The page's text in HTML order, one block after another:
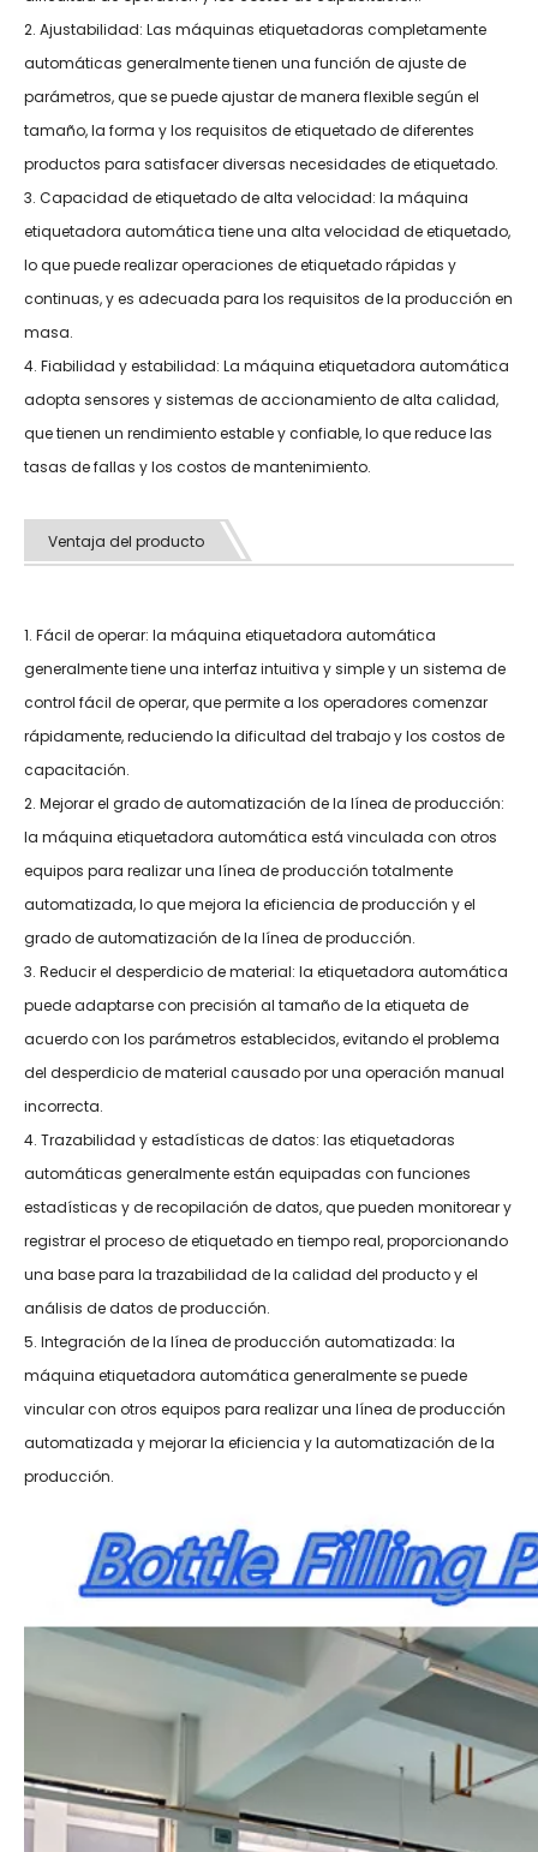
2. Ajustabilidad: Las máquinas etiquetadoras completamente
automáticas generalmente tienen una función de ajuste de
parámetros, que se puede ajustar de manera flexible según el
tamaño, la forma y los requisitos de etiquetado de diferentes
productos para satisfacer diversas necesidades de etiquetado.
3. Capacidad de etiquetado de alta velocidad: la máquina
etiquetadora automática tiene una alta velocidad de etiquetado,
lo que puede realizar operaciones de etiquetado rápidas y
continuas, y es adecuada para los requisitos de la producción en
masa.
4. Fiabilidad y estabilidad: La máquina etiquetadora automática
adopta sensores y sistemas de accionamiento de alta calidad,
que tienen un rendimiento estable y confiable, lo que reduce las
tasas de fallas y los costos de mantenimiento.
Ventaja del producto
1. Fácil de operar: la máquina etiquetadora automática
generalmente tiene una interfaz intuitiva y simple y un sistema de
control fácil de operar, que permite a los operadores comenzar
rápidamente, reduciendo la dificultad del trabajo y los costos de
capacitación.
2. Mejorar el grado de automatización de la línea de producción:
la máquina etiquetadora automática está vinculada con otros
equipos para realizar una línea de producción totalmente
automatizada, lo que mejora la eficiencia de producción y el
grado de automatización de la línea de producción.
3. Reducir el desperdicio de material: la etiquetadora automática
puede adaptarse con precisión al tamaño de la etiqueta de
acuerdo con los parámetros establecidos, evitando el problema
del desperdicio de material causado por una operación manual
incorrecta.
4. Trazabilidad y estadísticas de datos: las etiquetadoras
automáticas generalmente están equipadas con funciones
estadísticas y de recopilación de datos, que pueden monitorear y
registrar el proceso de etiquetado en tiempo real, proporcionando
una base para la trazabilidad de la calidad del producto y el
análisis de datos de producción.
5. Integración de la línea de producción automatizada: la
máquina etiquetadora automática generalmente se puede
vincular con otros equipos para realizar una línea de producción
automatizada y mejorar la eficiencia y la automatización de la
producción.